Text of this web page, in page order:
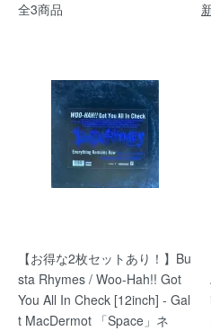
全3商品
【お得な2枚セットあり！】Bu
sta Rhymes / Woo-Hah!! Got
You All In Check [12inch] - Gal
t MacDermot 「Space」ネ